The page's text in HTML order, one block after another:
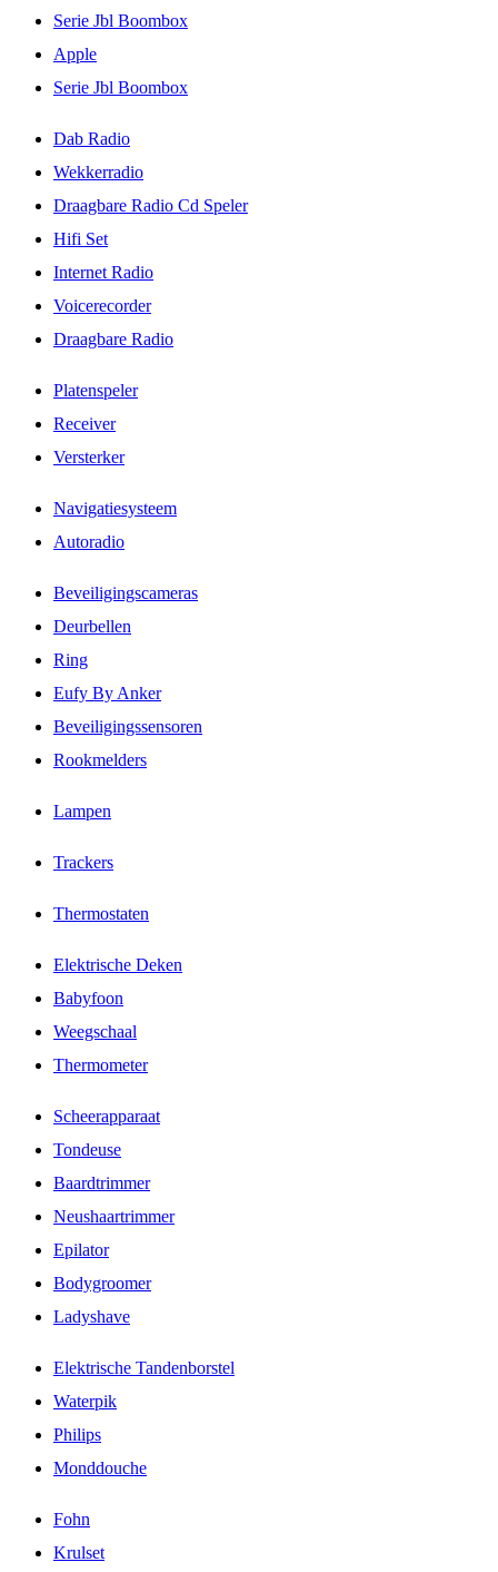
Serie Jbl Boombox
Apple
Serie Jbl Boombox
Dab Radio
Wekkerradio
Draagbare Radio Cd Speler
Hifi Set
Internet Radio
Voicerecorder
Draagbare Radio
Platenspeler
Receiver
Versterker
Navigatiesysteem
Autoradio
Beveiligingscameras
Deurbellen
Ring
Eufy By Anker
Beveiligingssensoren
Rookmelders
Lampen
Trackers
Thermostaten
Elektrische Deken
Babyfoon
Weegschaal
Thermometer
Scheerapparaat
Tondeuse
Baardtrimmer
Neushaartrimmer
Epilator
Bodygroomer
Ladyshave
Elektrische Tandenborstel
Waterpik
Philips
Monddouche
Fohn
Krulset